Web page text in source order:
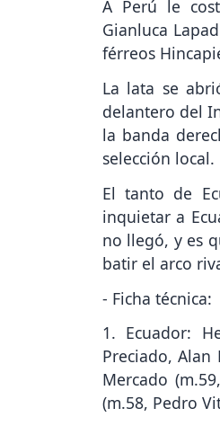
A Perú le
Gianluca
férreos
La lata se
delantero del
la banda
selección local.
El tanto de
inquietar a
no llegó, y es
batir el arco
- Ficha técnica:
1. Ecuador:
Preciado, Alan
Mercado
(m.58, Pedro